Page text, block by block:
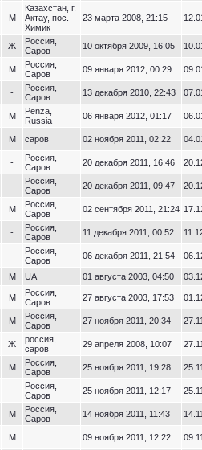
М
Казахстан, г.
Актау, пос.
Химик
23 марта 2008, 21:15
Ж
Россия,
Саров
10 октября 2009, 16:05
М
Россия,
Саров
09 января 2012, 00:29
-
Россия,
Саров
13 декабря 2010, 22:43
М
Penza,
Russia
06 января 2012, 01:17
М саров 02 ноября 2011, 02:22
-
Россия,
Саров
20 декабря 2011, 16:46
-
Россия,
Саров
20 декабря 2011, 09:47
М
Россия,
Саров
02 сентября 2011, 21:24
-
Россия,
Саров
11 декабря 2011, 00:52
-
Россия,
Саров
06 декабря 2011, 21:54
М UA 01 августа 2003, 04:50
М
Россия,
Саров
27 августа 2003, 17:53
М
Россия,
Саров
27 ноября 2011, 20:34
Ж
россия,
саров
29 апреля 2008, 10:07
М
Россия,
Саров
25 ноября 2011, 19:28
-
Россия,
Саров
25 ноября 2011, 12:17
М
Россия,
Саров
14 ноября 2011, 11:43
М 09 ноября 2011, 12:22